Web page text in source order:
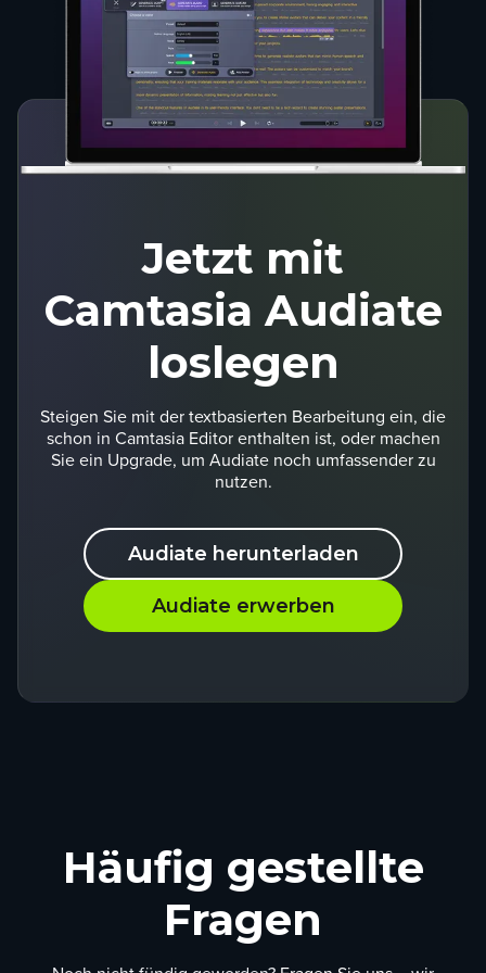
Jetzt mit
Camtasia Audiate
loslegen
Steigen Sie mit der textbasierten Bearbeitung ein, die
schon in Camtasia Editor enthalten ist, oder machen
Sie ein Upgrade, um Audiate noch umfassender zu
nutzen.
Audiate herunterladen
Audiate erwerben
Häufig gestellte
Fragen